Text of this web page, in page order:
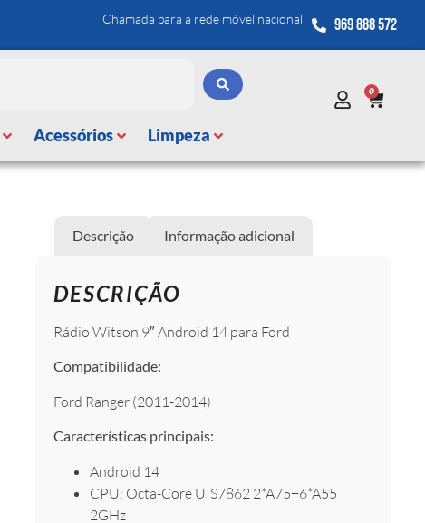
Chamada para a rede móvel nacional 969 888 572
Acessórios Limpeza
0
Descrição Informação adicional
DESCRIÇÃO
Rádio Witson 9″ Android 14 para Ford
Compatibilidade:
Ford Ranger (2011-2014)
Características principais:
Android 14
CPU: Octa-Core UIS7862 2*A75+6*A55
2GHz